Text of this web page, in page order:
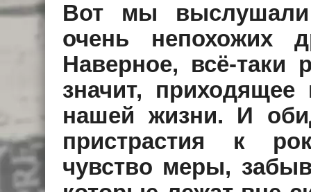
Вот мы выслушали
очень непохожих
Наверное, всё-
значит,
нашей жизни. И
пристрастия к
чувство меры,